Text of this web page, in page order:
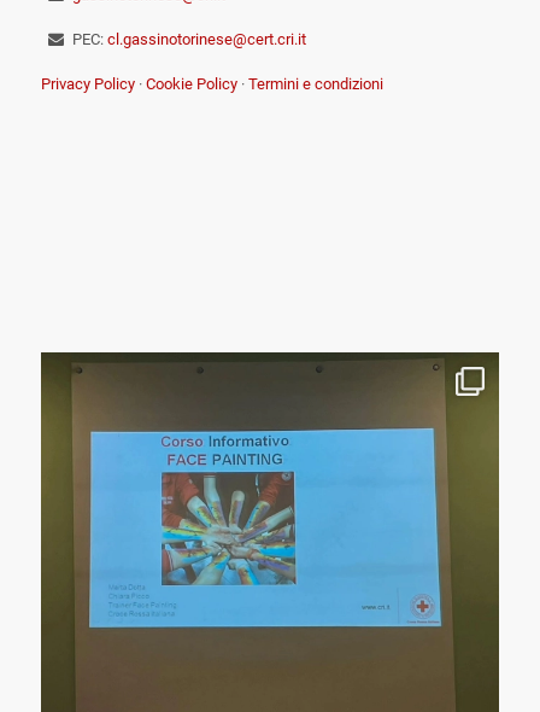
PEC: cl.gassinotorinese@cert.cri.it
Privacy Policy· Cookie Policy· Termini e condizioni